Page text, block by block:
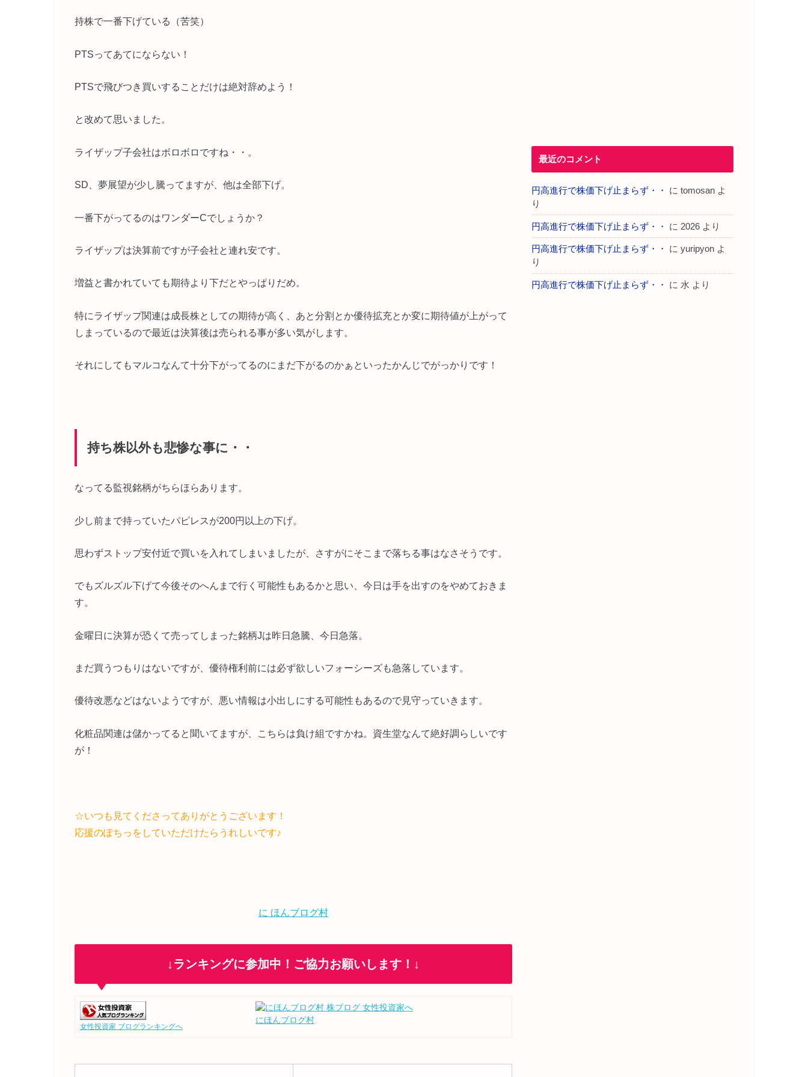
持株で一番下げている（苦笑）
PTSってあてにならない！
PTSで飛びつき買いすることだけは絶対辞めよう！
と改めて思いました。
ライザップ子会社はボロボロですね・・。
SD、夢展望が少し騰ってますが、他は全部下げ。
一番下がってるのはワンダーCでしょうか？
ライザップは決算前ですが子会社と連れ安です。
増益と書かれていても期待より下だとやっぱりだめ。
特にライザップ関連は成長株としての期待が高く、あと分割とか優待拡充とか変に期待値が上がって
しまっているので最近は決算後は売られる事が多い気がします。
それにしてもマルコなんて十分下がってるのにまだ下がるのかぁといったかんじでがっかりです！
持ち株以外も悲惨な事に・・
なってる監視銘柄がちらほらあります。
少し前まで持っていたパピレスが200円以上の下げ。
思わずストップ安付近で買いを入れてしまいましたが、さすがにそこまで落ちる事はなさそうです。
でもズルズル下げて今後そのへんまで行く可能性もあるかと思い、今日は手を出すのをやめておきま
す。
金曜日に決算が恐くて売ってしまった銘柄Jは昨日急騰、今日急落。
まだ買うつもりはないですが、優待権利前には必ず欲しいフォーシーズも急落しています。
優待改悪などはないようですが、悪い情報は小出しにする可能性もあるので見守っていきます。
化粧品関連は儲かってると聞いてますが、こちらは負け組ですかね。資生堂なんて絶好調らしいです
が！
☆いつも見てくださってありがとうございます！
応援のぽちっをしていただけたらうれしいです♪
に ほんブログ村
↓ランキングに参加中！ご協力お願いします！↓
女性投資家 ブログランキングへ
にほんブログ村
最近のコメント
円高進行で株価下げ止まらず・・ に tomosan よ
り
円高進行で株価下げ止まらず・・ に 2026 より
円高進行で株価下げ止まらず・・ に yuripyon よ
り
円高進行で株価下げ止まらず・・ に 水 より